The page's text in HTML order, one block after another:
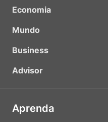
Economia
Mundo
Business
Advisor
Aprenda